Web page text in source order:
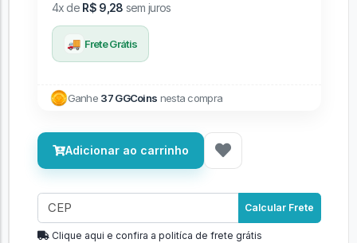
4x de R$ 9,28 sem juros
🚚 Frete Grátis
Ganhe 37 GGCoins nesta compra
Adicionar ao carrinho
Calcular Frete
Clique aqui e confira a politíca de frete grátis